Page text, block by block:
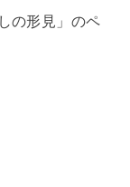
の形見」のペ